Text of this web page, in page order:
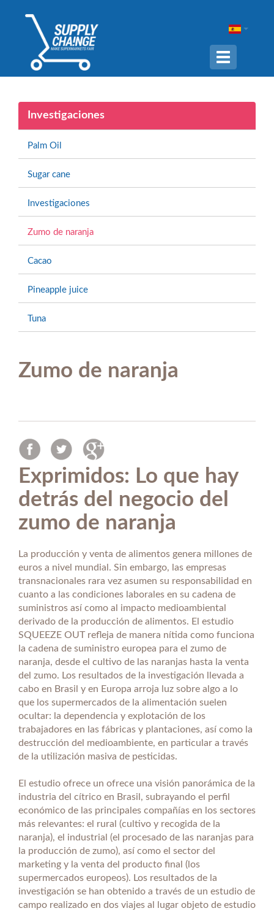
Navigation
ein-/
Investigaciones
Palm Oil
Sugar cane
Investigaciones
Zumo de naranja
Cacao
Pineapple juice
Tuna
Zumo de naranja
Exprimidos: Lo que hay
detrás del negocio del
zumo de naranja
La producción y venta de alimentos genera millones de
euros a nivel mundial. Sin embargo, las empresas
transnacionales rara vez asumen su responsabilidad en
cuanto a las condiciones laborales en su cadena de
suministros así como al impacto medioambiental
derivado de la producción de alimentos. El estudio
SQUEEZE OUT refleja de manera nítida como funciona
la cadena de suministro europea para el zumo de
naranja, desde el cultivo de las naranjas hasta la venta
del zumo. Los resultados de la investigación llevada a
cabo en Brasil y en Europa arroja luz sobre algo a lo
que los supermercados de la alimentación suelen
ocultar: la dependencia y explotación de los
trabajadores en las fábricas y plantaciones, así como la
destrucción del medioambiente, en particular a través
de la utilización masiva de pesticidas.
El estudio ofrece un ofrece una visión panorámica de la
industria del cítrico en Brasil, subrayando el perfil
económico de las principales compañías en los sectores
más relevantes: el rural (cultivo y recogida de la
naranja), el industrial (el procesado de las naranjas para
la producción de zumo), así como el sector del
marketing y la venta del producto final (los
supermercados europeos). Los resultados de la
investigación se han obtenido a través de un estudio de
campo realizado en dos viajes al lugar objeto de estudio